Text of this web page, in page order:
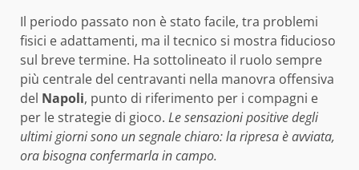
Il periodo passato non è stato facile, tra problemi
fisici e adattamenti, ma il tecnico si mostra fiducioso
sul breve termine. Ha sottolineato il ruolo sempre
più centrale del centravanti nella manovra offensiva
del Napoli, punto di riferimento per i compagni e
per le strategie di gioco. Le sensazioni positive degli
ultimi giorni sono un segnale chiaro: la ripresa è avviata,
ora bisogna confermarla in campo.